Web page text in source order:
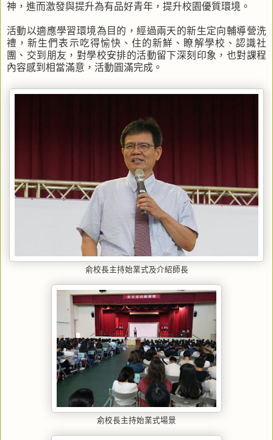
神，進而激發與提升為有品好青年，提升校園優質環境。
活動以適應學習環境為目的，經過兩天的新生定向輔導營洗
禮，新生們表示吃得愉快、住的新鮮、瞭解學校、認識社
團、交到朋友，對學校安排的活動留下深刻印象，也對課程
內容感到相當滿意，活動圓滿完成。
俞校長主持始業式及介紹師長
俞校長主持始業式場景